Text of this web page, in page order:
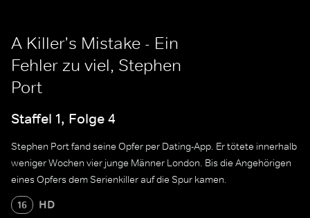
A Killer's Mistake - Ein
Fehler zu viel, Stephen
Port
Staffel 1, Folge 4
Stephen Port fand seine Opfer per Dating-App. Er tötete innerhalb
weniger Wochen vier junge Männer London. Bis die Angehörigen
eines Opfers dem Serienkiller auf die Spur kamen.
16 HD